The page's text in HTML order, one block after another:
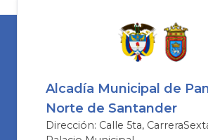
Alcadía Municipal de
Norte de Santander
Dirección: Calle 5ta,